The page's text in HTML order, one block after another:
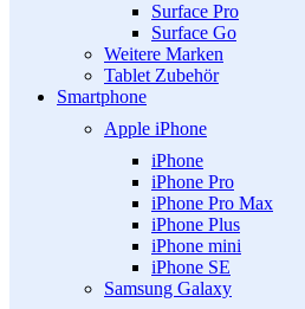
Surface Pro
Surface Go
Weitere Marken
Tablet Zubehör
Smartphone
Apple iPhone
iPhone
iPhone Pro
iPhone Pro Max
iPhone Plus
iPhone mini
iPhone SE
Samsung Galaxy